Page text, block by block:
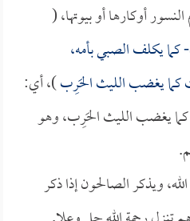
أوكارها أو بيوتها، (
يكلف الصبي بأمه،
كما يغضب الليث الحَرِب)، أي:
يغضب الليث الحَرِب، وهو
ويذكر الصالحون إذا ذكر